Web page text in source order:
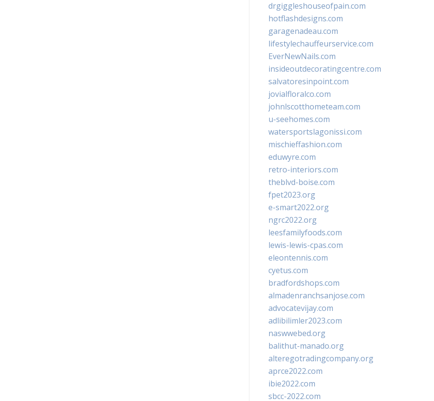
drgiggleshouseofpain.com
hotflashdesigns.com
garagenadeau.com
lifestylechauffeurservice.com
EverNewNails.com
insideoutdecoratingcentre.com
salvatoresinpoint.com
jovialfloralco.com
johnlscotthometeam.com
u-seehomes.com
watersportslagonissi.com
mischieffashion.com
eduwyre.com
retro-interiors.com
theblvd-boise.com
fpet2023.org
e-smart2022.org
ngrc2022.org
leesfamilyfoods.com
lewis-lewis-cpas.com
eleontennis.com
cyetus.com
bradfordshops.com
almadenranchsanjose.com
advocatevijay.com
adlibilimler2023.com
naswwebed.org
balithut-manado.org
alteregotradingcompany.org
aprce2022.com
ibie2022.com
sbcc-2022.com